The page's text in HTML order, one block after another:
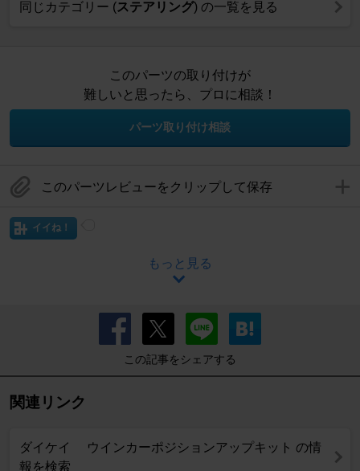
同じカテゴリー (ステアリング) の一覧を見る
このパーツの取り付けが
難しいと思ったら、プロに相談！
パーツ取り付け相談
このパーツレビューをクリップして保存
イイね！
もっと見る
この記事をシェアする
関連リンク
ダイケイ ウインカーポジションアップキット の情
報を検索